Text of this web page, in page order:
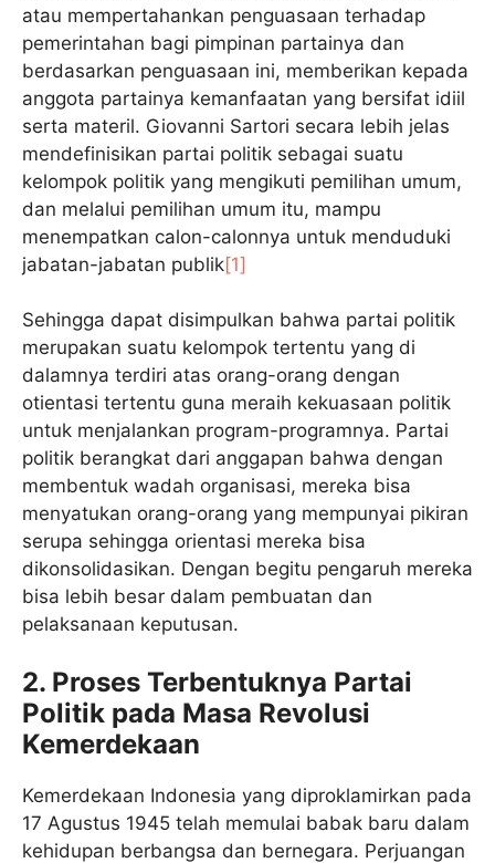
atau mempertahankan penguasaan terhadap
pemerintahan bagi pimpinan partainya dan
berdasarkan penguasaan ini, memberikan kepada
anggota partainya kemanfaatan yang bersifat idiil
serta materil. Giovanni Sartori secara lebih jelas
mendefinisikan partai politik sebagai suatu
kelompok politik yang mengikuti pemilihan umum,
dan melalui pemilihan umum itu, mampu
menempatkan calon-calonnya untuk menduduki
jabatan-jabatan publik[1]
Sehingga dapat disimpulkan bahwa partai politik
merupakan suatu kelompok tertentu yang di
dalamnya terdiri atas orang-orang dengan
otientasi tertentu guna meraih kekuasaan politik
untuk menjalankan program-programnya. Partai
politik berangkat dari anggapan bahwa dengan
membentuk wadah organisasi, mereka bisa
menyatukan orang-orang yang mempunyai pikiran
serupa sehingga orientasi mereka bisa
dikonsolidasikan. Dengan begitu pengaruh mereka
bisa lebih besar dalam pembuatan dan
pelaksanaan keputusan.
2. Proses Terbentuknya Partai
Politik pada Masa Revolusi
Kemerdekaan
Kemerdekaan Indonesia yang diproklamirkan pada
17 Agustus 1945 telah memulai babak baru dalam
kehidupan berbangsa dan bernegara. Perjuangan